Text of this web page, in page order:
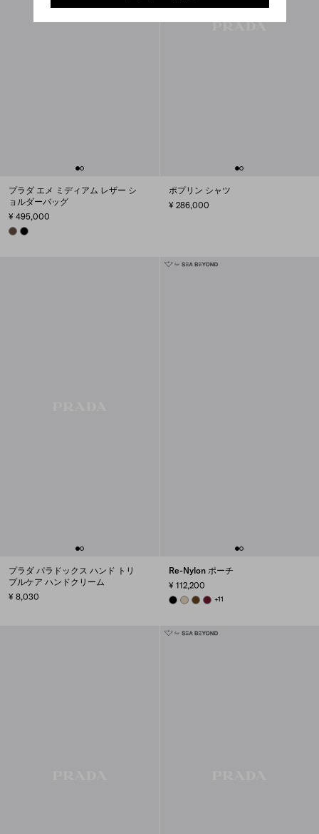
プラダ エメ ミディアム レザー シ
ョルダーバッグ
¥ 495,000
COCOA BROWN
BLACK
ポプリン シャツ
¥ 286,000
プラダ パラドックス ハンド トリ
プルケア ハンドクリーム
¥ 8,030
Re-Nylon ポーチ
¥ 112,200
BLACKDESERT BEIGE
BRANDY
BURGUNDY
+11